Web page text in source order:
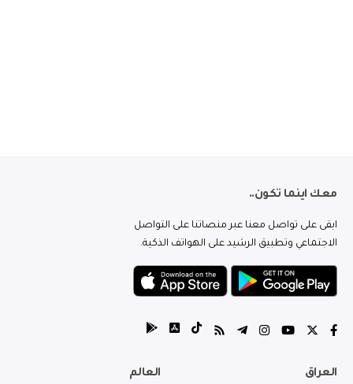
معك اينما تكون..
ابقى على تواصل معنا عبر منصاتنا على التواصل
الاجتماعي وتطبيق الرشيد على الهواتف الذكية.
العراق العالم